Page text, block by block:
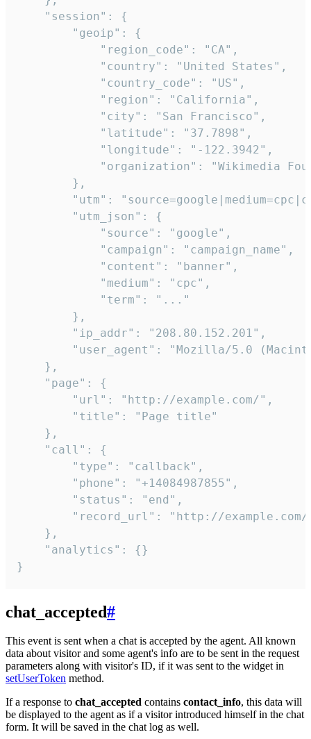
    "session": {
        "geoip": {
            "region_code": "CA",
            "country": "United States",
            "country_code": "US",
            "region": "California",
            "city": "San Francisco",
            "latitude": "37.7898",
            "longitude": "-122.3942",
"organization": "Wikimedia
        },
"utm":
        "utm_json": {
            "source": "google",
            "campaign": "campaign_name",
            "content": "banner",
            "medium": "cpc",
            "term": "..."
        },
        "ip_addr": "208.80.152.201",
"user_agent": "Mozilla/5.0
    },
    "page": {
        "url": "http://example.com/",
        "title": "Page title"
    },
    "call": {
        "type": "callback",
        "phone": "+14084987855",
        "status": "end",
"record_url": "http://
    },
    "analytics": {}
}
chat_accepted#
This event is sent when a chat is accepted by the agent. All known
data about visitor and some agent's info are to be sent in the request
parameters along with visitor's ID, if it was sent to the widget in
setUserToken method.
If a response to chat_accepted contains contact_info, this data will
be displayed to the agent as if a visitor introduced himself in the chat
form. It will be saved in the chat log as well.